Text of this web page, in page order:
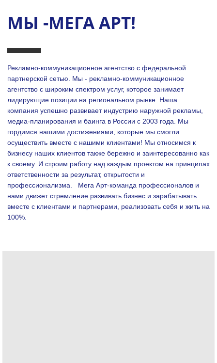
МЫ -МЕГА АРТ!
Рекламно-коммуникационное агентство с федеральной
партнерской сетью. Мы - рекламно-коммуникационное
агентство с широким спектром услуг, которое занимает
лидирующие позиции на региональном рынке. Наша
компания успешно развивает индустрию наружной рекламы,
медиа-планирования и баинга в России с 2003 года. Мы
гордимся нашими достижениями, которые мы смогли
осуществить вместе с нашими клиентами! Мы относимся к
бизнесу наших клиентов также бережно и заинтересованно как
к своему. И строим работу над каждым проектом на принципах
ответственности за результат, открытости и
профессионализма. Мега Арт-команда профессионалов и
нами движет стремление развивать бизнес и зарабатывать
вместе с клиентами и партнерами, реализовать себя и жить на
100%.